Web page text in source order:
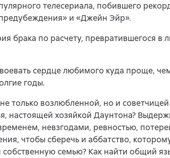
телесериала, побившего
и «Джейн Эйр».
брака по расчету, превратившегося в
сердце любимого куда проще,
годы.
только возлюбленной, но и советчицей
настоящей хозяйкой Даунтона?
невзгодами, ревностью,
чтобы сберечь и аббатство,
семью? Как найти общий